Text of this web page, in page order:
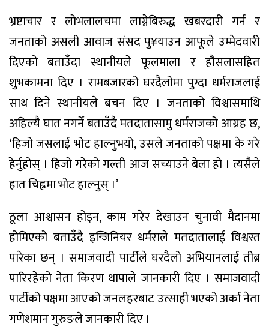
भ्रष्टाचार र लोभलालचमा लाग्नेबिरुद्ध खबरदारी गर्न र
जनताको असली आवाज संसद पु¥याउन आफूले उम्मेदवारी
दिएको बताउँदा स्थानीयले फूलमाला र हौसलासहित
शुभकामना दिए । रामबजारको घरदैलोमा पुग्दा धर्मराजलाई
साथ दिने स्थानीयले बचन दिए । जनताको विश्वासमाथि
अहिल्यै घात नगर्ने बताउँदै मतदातासामु धर्मराजको आग्रह छ,
‘हिजो जसलाई भोट हाल्नुभयो, उसले जनताको पक्षमा के गरे
हेर्नुहोस् । हिजो गरेको गल्ती आज सच्याउने बेला हो । त्यसैले
हात चिह्नमा भोट हाल्नुस् ।’
ठूला आश्वासन होइन, काम गरेर देखाउन चुनावी मैदानमा
होमिएको बताउँदै इन्जिनियर धर्मराले मतदातालाई विश्वस्त
पारेका छन् । समाजवादी पार्टीले घरदैलो अभियानलाई तीब्र
पारिरहेको नेता किरण थापाले जानकारी दिए । समाजवादी
पार्टीको पक्षमा आएको जनलहरबाट उत्साही भएको अर्का नेता
गणेशमान गुरुङले जानकारी दिए ।